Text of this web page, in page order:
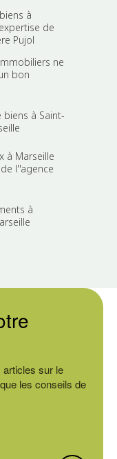
à
de
Pujol
ne
bon
à Saint-
à Marseille
l''agence
à
sur le
les conseils de